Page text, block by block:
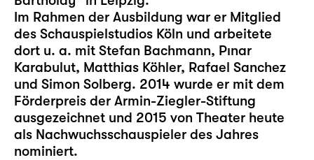
Im Rahmen der Ausbildung war er Mitglied
des Schauspielstudios Köln und arbeitete
dort u. a. mit Stefan Bachmann, Pınar
Karabulut, Matthias Köhler, Rafael Sanchez
und Simon Solberg. 2014 wurde er mit dem
Förderpreis der Armin-Ziegler-Stiftung
ausgezeichnet und 2015 von Theater heute
als Nachwuchsschauspieler des Jahres
nominiert.